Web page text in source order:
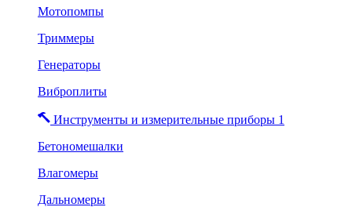
Мотопомпы
Триммеры
Генераторы
Виброплиты
Инструменты и измерительные приборы 1
Бетономешалки
Влагомеры
Дальномеры